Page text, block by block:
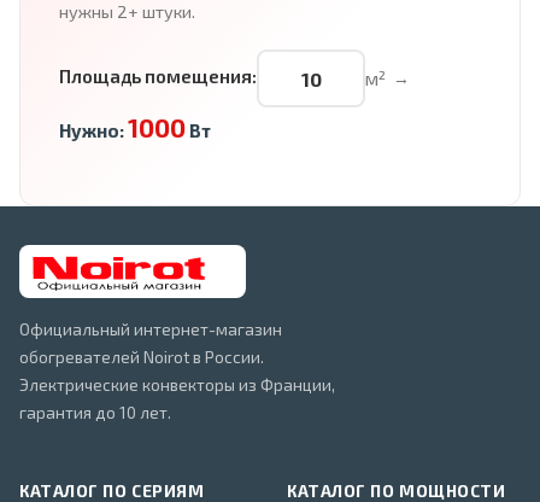
нужны 2+ штуки.
Площадь помещения: м² →
Нужно:1000Вт
Официальный интернет-магазин
обогревателей Noirot в России.
Электрические конвекторы из Франции,
гарантия до 10 лет.
КАТАЛОГ ПО СЕРИЯМ КАТАЛОГ ПО МОЩНОСТИ